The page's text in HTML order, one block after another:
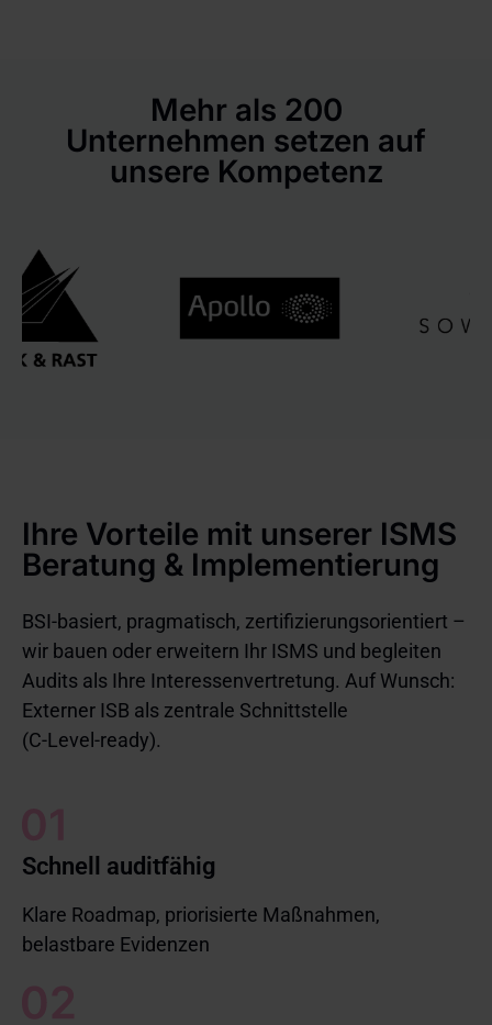
Mehr als 200
Unternehmen setzen auf
unsere Kompetenz
Ihre Vorteile mit unserer ISMS
Beratung & Implementierung
BSI-basiert, pragmatisch, zertifizierungsorientiert –
wir bauen oder erweitern Ihr ISMS und begleiten
Audits als Ihre Interessenvertretung. Auf Wunsch:
Externer ISB als zentrale Schnittstelle
(C‑Level‑ready).
Schnell auditfähig
Klare Roadmap, priorisierte Maßnahmen,
belastbare Evidenzen